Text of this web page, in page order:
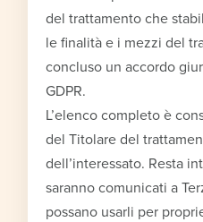
del trattamento che
le finalità e i mezzi del
concluso un accordo
GDPR.
L’elenco completo è
del Titolare del
dell’interessato. Resta
saranno comunicati a
possano usarli per